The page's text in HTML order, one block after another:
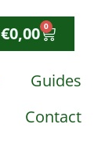
€0,00 0
Guides
Contact